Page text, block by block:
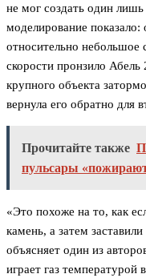
не мог создать один
моделирование показало:
относительно небольшое
скорости пронзило Абель
крупного объекта
вернула его обратно для
Прочитайте также
пульсары
«Это похоже на то, как
камень, а затем
объясняет один из
играет газ температурой